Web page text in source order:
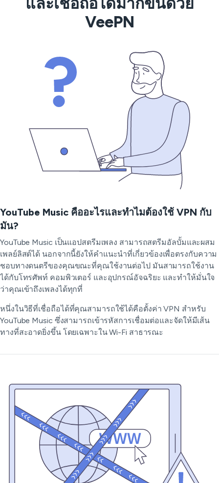
VeePN
YouTube Music คืออะไรและทำไมต้องใช้ VPN กับ
มัน?
YouTube Music เป็นแอปสตรีมเพลง สามารถสตรีมอัลบั้มและผสม
เพลย์ลิสต์ได้ นอกจากนี้ยังให้คำแนะนำที่เกี่ยวข้องเพื่อตรงกับความ
ชอบทางดนตรีของคุณขณะที่คุณใช้งานต่อไป มันสามารถใช้งาน
ได้กับโทรศัพท์ คอมพิวเตอร์ และอุปกรณ์อัจฉริยะ และทำให้มั่นใจ
ว่าคุณเข้าถึงเพลงได้ทุกที่
หนึ่งในวิธีที่เชื่อถือได้ที่คุณสามารถใช้ได้คือตั้งค่า VPN สำหรับ
YouTube Music ซึ่งสามารถเข้ารหัสการเชื่อมต่อและจัดให้มีเส้น
ทางที่สะอาดยิ่งขึ้น โดยเฉพาะใน Wi-Fi สาธารณะ